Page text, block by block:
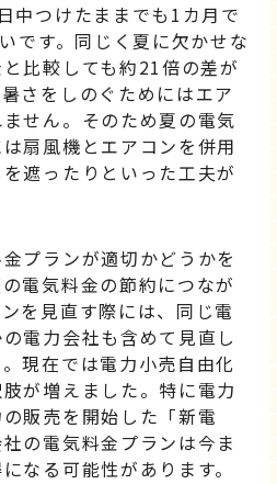
中つけたままでも1カ月で
です。同じく夏に欠かせな
比較しても約21倍の差が
さをしのぐためにはエア
せん。そのため夏の電気
扇風機とエアコンを併用
遮ったりといった工夫が
プランが適切かどうかを
電気料金の節約につなが
を見直す際には、同じ電
電力会社も含めて見直し
現在では電力小売自由化
が増えました。特に電力
販売を開始した「新電
の電気料金プランは今ま
なる可能性があります。